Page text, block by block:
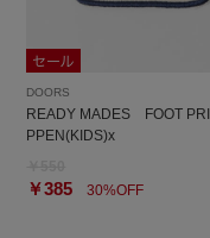
DOORS
READY MADES FOOT
PPEN(KIDS)x
￥385 30%OFF